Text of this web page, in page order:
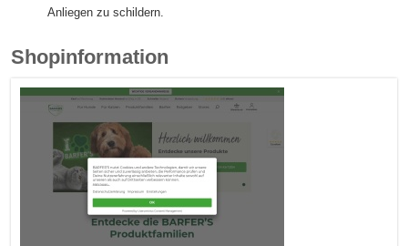
Anliegen zu schildern.
Shopinformation